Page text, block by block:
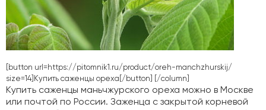
[button url=https://pitomnik1.ru/product/oreh-manchzhurskij/
size=14] Купить саженцы ореха [/button] [/column]
Купить саженцы маньчжурского ореха можно в Москве
или почтой по России. Заженца с закрытой корневой